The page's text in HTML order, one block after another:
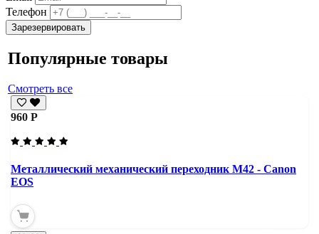
Телефон
Зарезервировать
Популярные товары
Смотреть все
960 Р
Металлический механический переходник M42 - Canon
EOS